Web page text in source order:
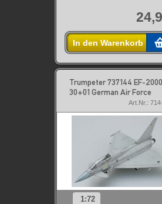
In den Warenkorb
Trumpeter 737144 EF-
30+01 German Air Force
Art.Nr.:
1:72